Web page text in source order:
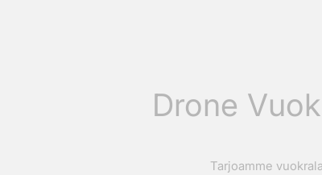
Drone
Tarjoamme